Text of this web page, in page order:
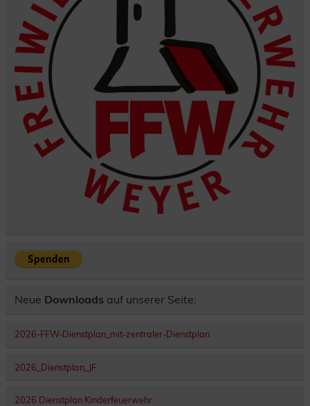
Neue Downloads auf unserer Seite:
2026-FFW-Dienstplan_mit-zentraler-Dienstplan
2026_Dienstplan_JF
2026 Dienstplan Kinderfeuerwehr